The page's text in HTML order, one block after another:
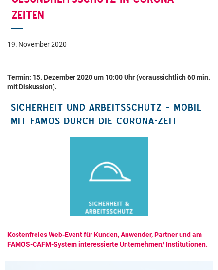
ZEITEN
19. November 2020
Termin: 15. Dezember 2020 um 10:00 Uhr (voraussichtlich 60 min.
mit Diskussion).
SICHERHEIT UND ARBEITSSCHUTZ – MOBIL
MIT FAMOS DURCH DIE CORONA-ZEIT
Kostenfreies Web-Event für Kunden, Anwender, Partner und am
FAMOS-CAFM-System interessierte Unternehmen/ Institutionen.